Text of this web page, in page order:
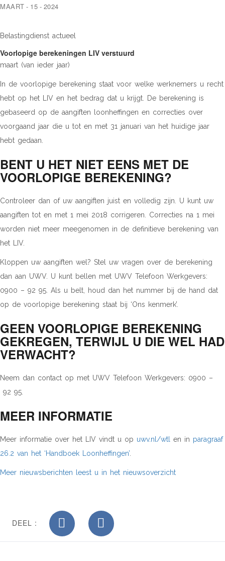
MAART - 15 - 2024
Belastingdienst actueel
Voorlopige berekeningen LIV verstuurd
maart (van ieder jaar)
In de voorlopige berekening staat voor welke werknemers u recht
hebt op het LIV en het bedrag dat u krijgt. De berekening is
gebaseerd op de aangiften loonheffingen en correcties over
voorgaand jaar die u tot en met 31 januari van het huidige jaar
hebt gedaan.
BENT U HET NIET EENS MET DE
VOORLOPIGE BEREKENING?
Controleer dan of uw aangiften juist en volledig zijn. U kunt uw
aangiften tot en met 1 mei 2018 corrigeren. Correcties na 1 mei
worden niet meer meegenomen in de definitieve berekening van
het LIV.
Kloppen uw aangiften wel? Stel uw vragen over de berekening
dan aan UWV. U kunt bellen met UWV Telefoon Werkgevers:
0900 – 92 95. Als u belt, houd dan het nummer bij de hand dat
op de voorlopige berekening staat bij ‘Ons kenmerk’.
GEEN VOORLOPIGE BEREKENING
GEKREGEN, TERWIJL U DIE WEL HAD
VERWACHT?
Neem dan contact op met UWV Telefoon Werkgevers: 0900 –
92 95.
MEER INFORMATIE
Meer informatie over het LIV vindt u op uwv.nl/wtl en in paragraaf
26.2 van het ‘Handboek Loonheffingen’
Meer nieuwsberichten leest u in het nieuwsoverzicht
DEEL :